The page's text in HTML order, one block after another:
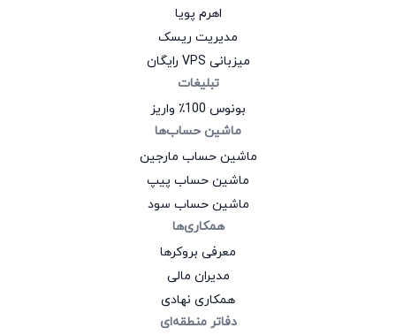
اهرم پویا
مدیریت ریسک
میزبانی VPS رایگان
تبلیغات
بونوس 100٪ واریز
ماشین حساب‌ها
ماشین حساب مارجین
ماشین حساب پیپ
ماشین حساب سود
همکاری‌ها
معرفی بروکرها
مدیران مالی
همکاری نهادی
دفاتر منطقه‌ای